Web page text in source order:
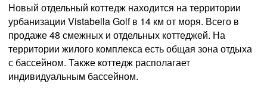
Новый отдельный коттедж находится на территории
урбанизации Vistabella Golf в 14 км от моря. Всего в
продаже 48 смежных и отдельных коттеджей. На
территории жилого комплекса есть общая зона отдыха
с бассейном. Также коттедж располагает
индивидуальным бассейном.